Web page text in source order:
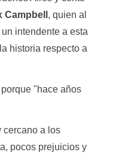
Campbell , quien al
intendente a esta
historia respecto a
"hace años
cercano a los
pocos prejuicios y